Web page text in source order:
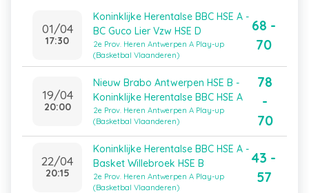
01/04
17:30
Koninklijke Herentalse BBC HSE A -
BC Guco Lier Vzw HSE D
2e Prov. Heren Antwerpen A Play-up
(Basketbal Vlaanderen)
68 -
70
19/04
20:00
Nieuw Brabo Antwerpen HSE B -
Koninklijke Herentalse BBC HSE A
2e Prov. Heren Antwerpen A Play-up
(Basketbal Vlaanderen)
78
-
70
22/04
20:15
Koninklijke Herentalse BBC HSE A -
Basket Willebroek HSE B
2e Prov. Heren Antwerpen A Play-up
(Basketbal Vlaanderen)
43 -
57